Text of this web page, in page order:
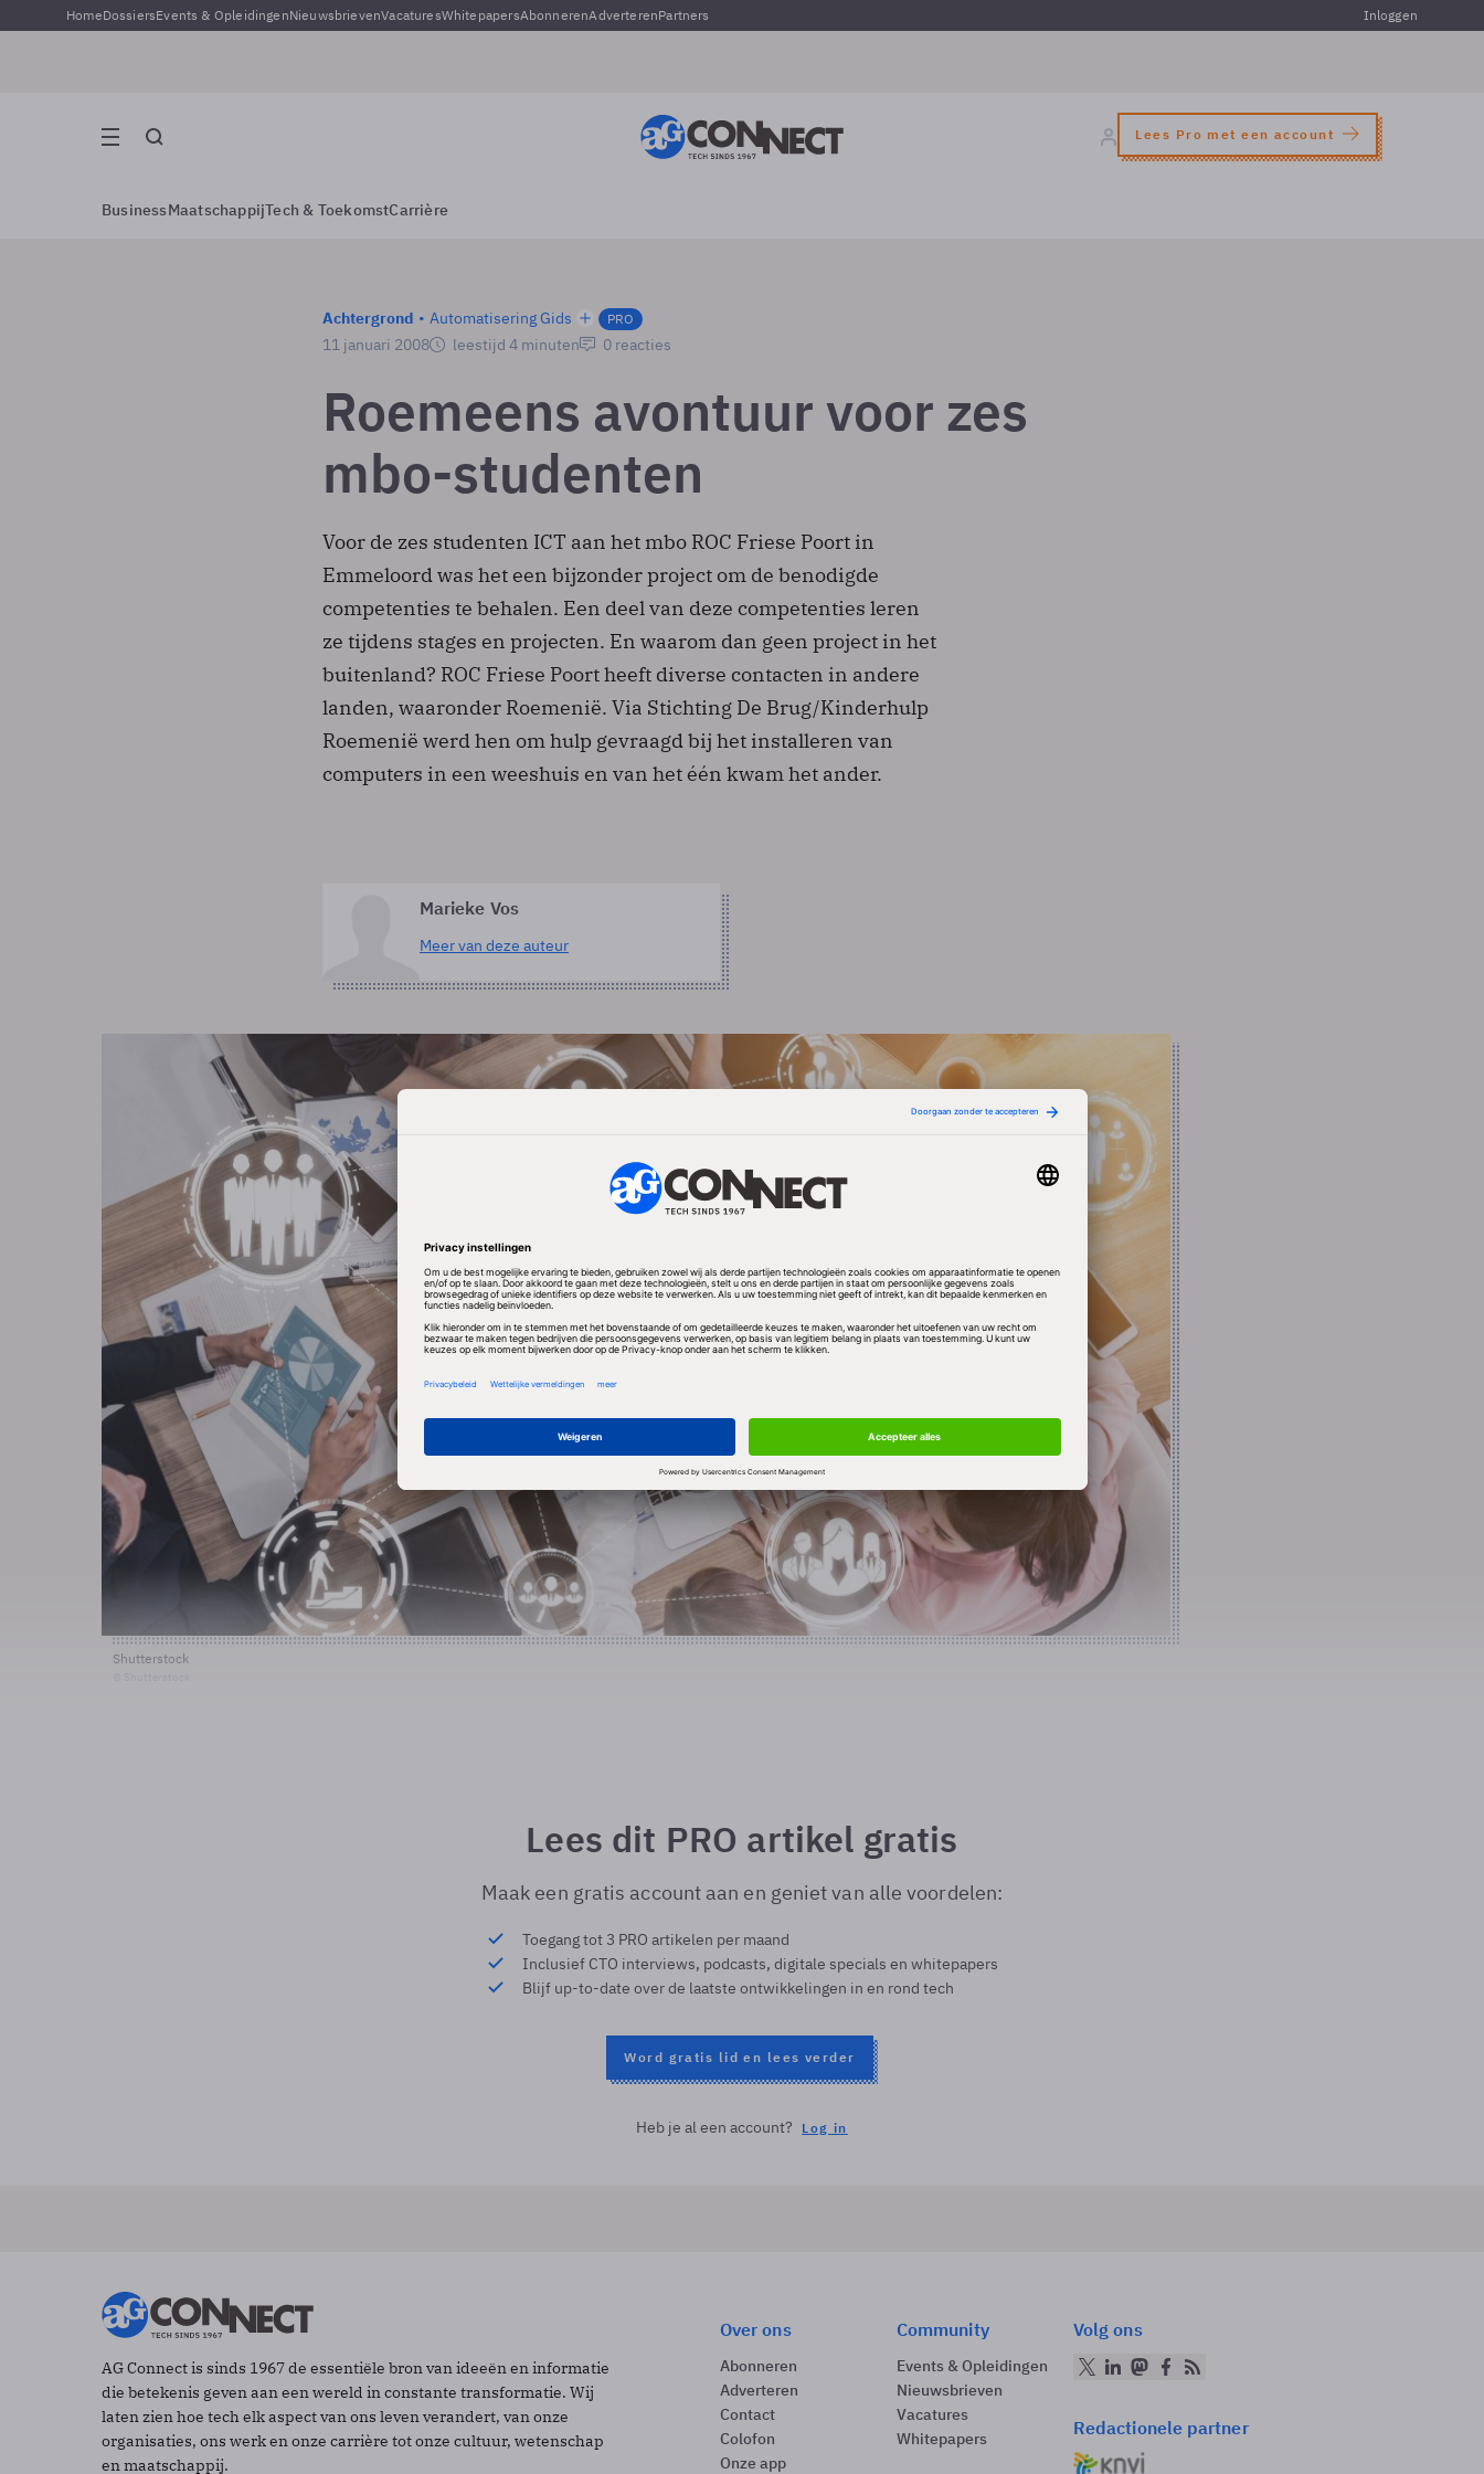
HomeDossiersEvents & OpleidingenNieuwsbrievenVacaturesWhitepapersAbonnerenAdverterenPartners Inloggen
Lees Pro met een account
BusinessMaatschappijTech & ToekomstCarrière
Achtergrond Automatisering Gids PRO
11 januari 2008 leestijd 4 minuten 0 reacties
Roemeens avontuur voor zes
mbo-studenten
Voor de zes studenten ICT aan het mbo ROC Friese Poort in
Emmeloord was het een bijzonder project om de benodigde
competenties te behalen. Een deel van deze competenties leren
ze tijdens stages en projecten. En waarom dan geen project in het
buitenland? ROC Friese Poort heeft diverse contacten in andere
landen, waaronder Roemenië. Via Stichting De Brug/Kinderhulp
Roemenië werd hen om hulp gevraagd bij het installeren van
computers in een weeshuis en van het één kwam het ander.
Marieke Vos
Meer van deze auteur
Shutterstock
Lees dit PRO artikel gratis
Maak een gratis account aan en geniet van alle voordelen:
Toegang tot 3 PRO artikelen per maand
Inclusief CTO interviews, podcasts, digitale specials en whitepapers
Blijf up-to-date over de laatste ontwikkelingen in en rond tech
Word gratis lid en lees verder
Heb je al een account? Log in
AG Connect is sinds 1967 de essentiële bron van ideeën en informatie
die betekenis geven aan een wereld in constante transformatie. Wij
laten zien hoe tech elk aspect van ons leven verandert, van onze
organisaties, ons werk en onze carrière tot onze cultuur, wetenschap
en maatschappij.
Over ons
Abonneren
Adverteren
Contact
Colofon
Onze app
Community
Events & Opleidingen
Nieuwsbrieven
Vacatures
Whitepapers
Volg ons
Redactionele partner